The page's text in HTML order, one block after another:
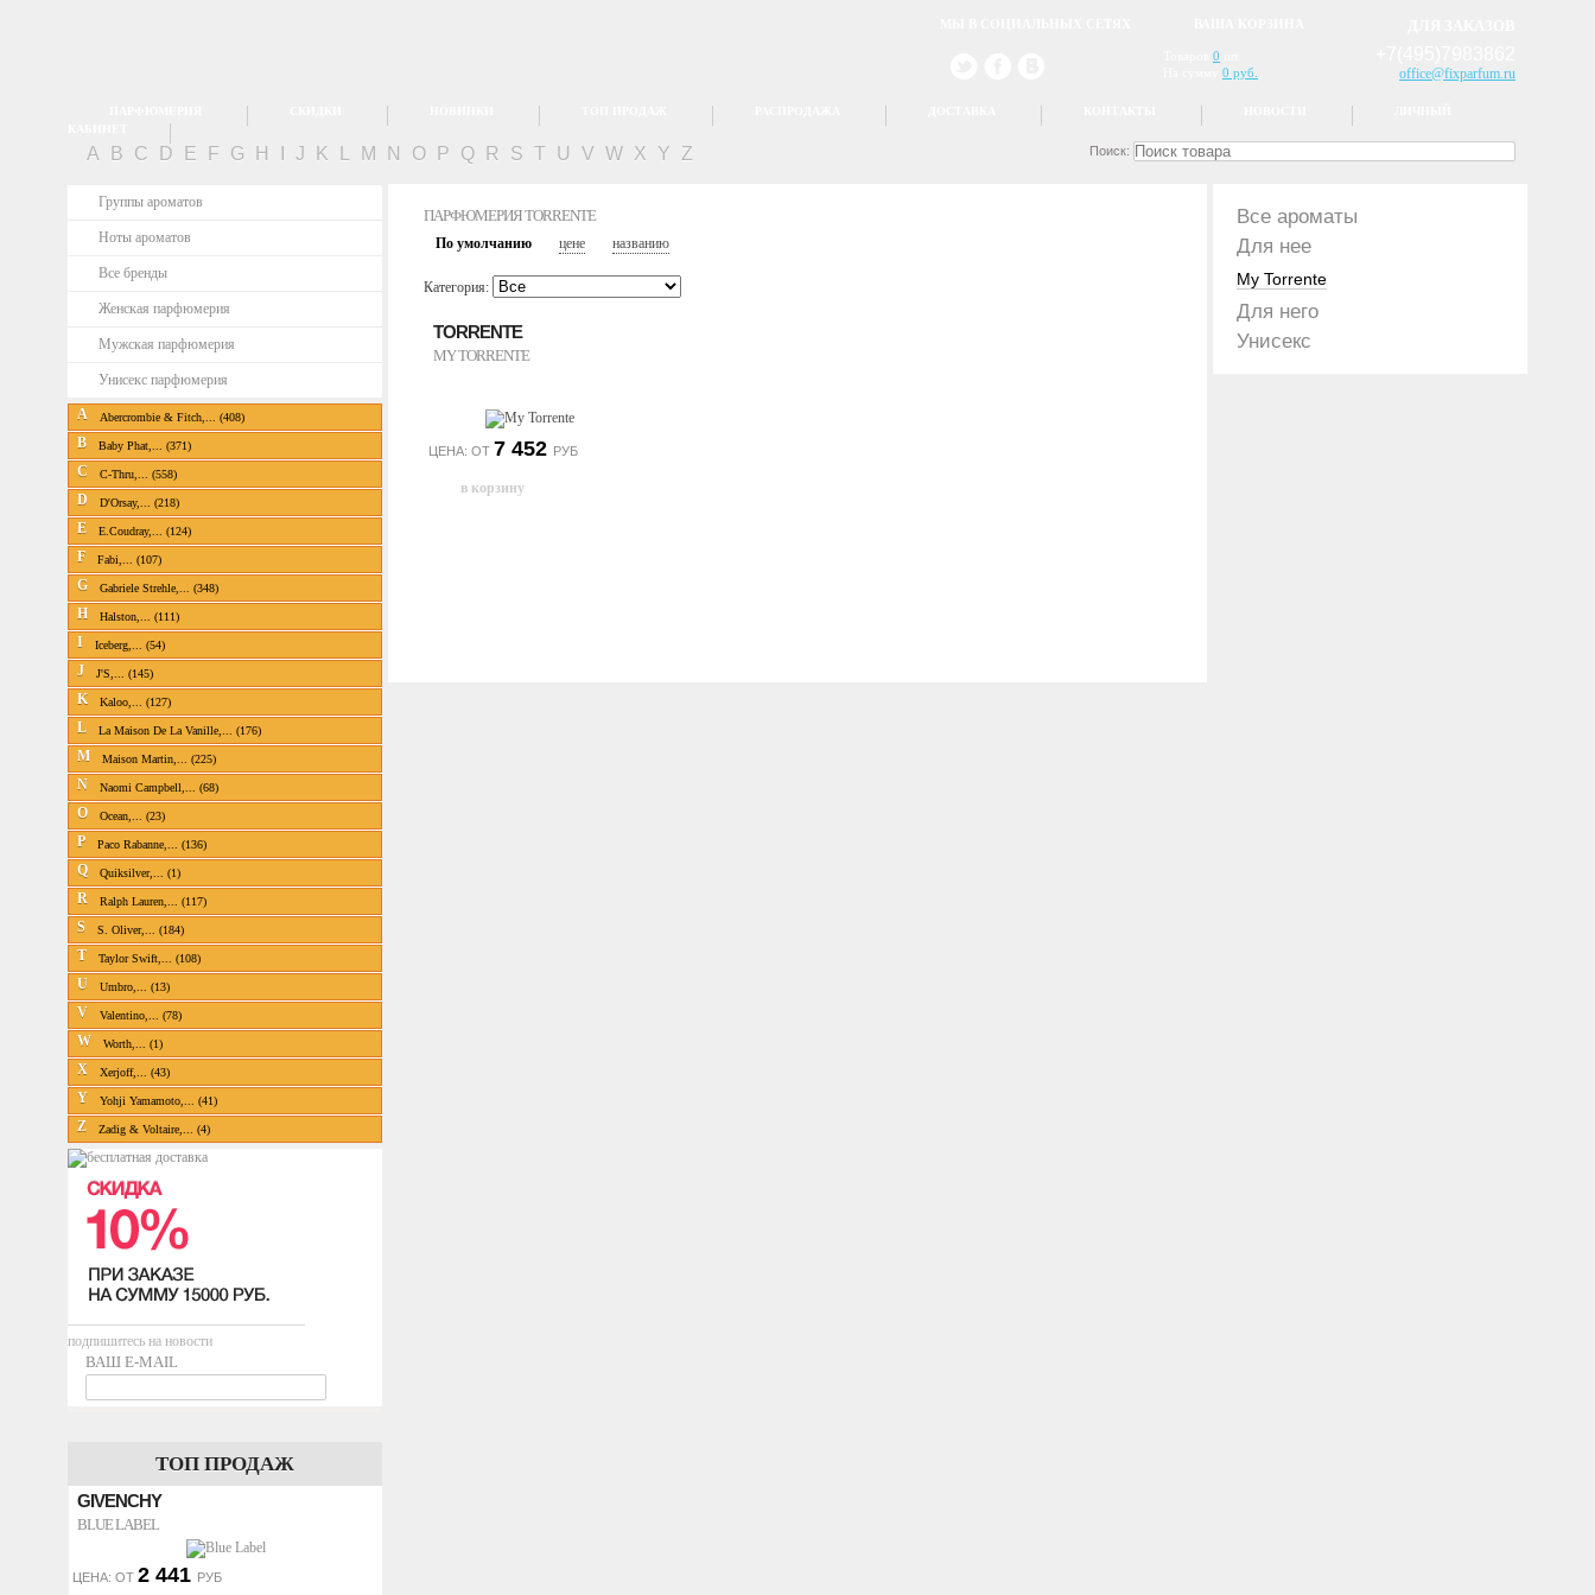
office@fixparfum.ru
0
0 руб.
A B C D E F G H J K M N O P Q R S T U V W X Y Z Поиск:
Группы ароматов
Ноты ароматов
Все бренды
Женская парфюмерия
Мужская парфюмерия
Унисекс парфюмерия
A Abercrombie & Fitch,... (408)
B Baby Phat,... (371)
C C-Thru,... (558)
D D'Orsay,... (218)
E E.Coudray,... (124)
F Fabi,... (107)
G Gabriele Strehle,... (348)
H Halston,... (111)
I Iceberg,... (54)
J J'S,... (145)
K Kaloo,... (127)
L La Maison De La Vanille,... (176)
M Maison Martin,... (225)
N Naomi Campbell,... (68)
O Ocean,... (23)
P Paco Rabanne,... (136)
Q Quiksilver,... (1)
R Ralph Lauren,... (117)
S S. Oliver,... (184)
T Taylor Swift,... (108)
U Umbro,... (13)
V Valentino,... (78)
W Worth,... (1)
X Xerjoff,... (43)
Y Yohji Yamamoto,... (41)
Z Zadig & Voltaire,... (4)
подпишитесь на новости
ВАШ E-MAIL
ТОП ПРОДАЖ
GIVENCHY
BLUE LABEL
ЦЕНА: ОТ 2 441 РУБ
ПАРФЮМЕРИЯ TORRENTE
По умолчанию цене названию
Категория:
TORRENTE
MY TORRENTE
ЦЕНА: ОТ 7 452 РУБ
Все ароматы
Для нее
My Torrente
Для него
Унисекс